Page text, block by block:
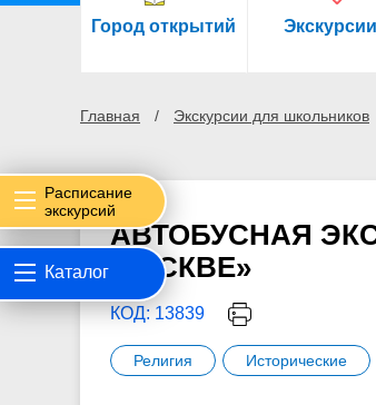
Город открытий Экскурсии
Главная Экскурсии для школьников
Расписание
экскурсий
Каталог
АВТОБУСНАЯ
МОСКВЕ»
КОД: 13839
Религия Исторические